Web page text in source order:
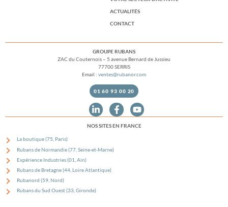
ACTUALITÉS
CONTACT
GROUPE RUBANS
ZAC du Couternois – 5 avenue Bernard de Jussieu
77700 SERRIS
Email : ventes@rubanor.com
01 60 93 00 20
NOS SITES EN FRANCE
La boutique (75, Paris)
Rubans de Normandie (77, Seine-et-Marne)
Expérience Industries (01, Ain)
Rubans de Bretagne (44, Loire Atlantique)
Rubanord (59, Nord)
Rubans du Sud Ouest (33, Gironde)